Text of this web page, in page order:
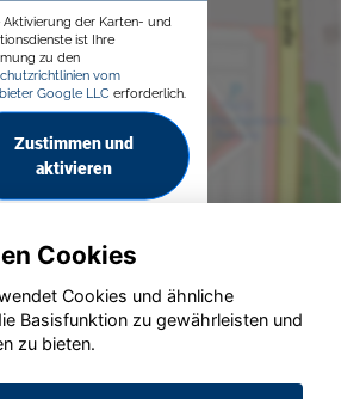
Aktivierung der Karten- und
ist Ihre
zu den
vom
Google LLC erforderlich.
Zustimmen und
aktivieren
GmbH 2020 - 2026
Cookies
Cookies und ähnliche
Basisfunktion zu gewährleisten und
zu bieten.